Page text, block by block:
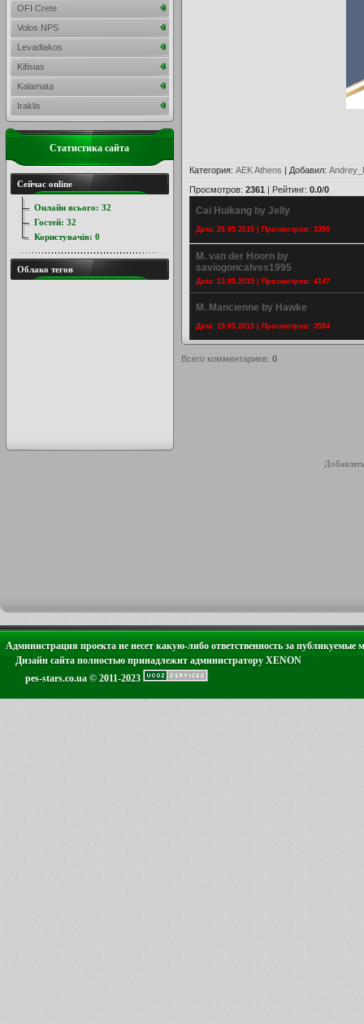
Категория: AEK Athens | Добавил:
Просмотров: 2361 | Рейтинг: 0.0/0
Cai Huikang by Jelly
Дата: 26.05.2015 | Просмотров: 3390
M. van der Hoorn by
saviogoncalves1995
Дата: 13.05.2015 | Просмотров: 4147
M. Mancienne by Hawke
Дата: 19.05.2015 | Просмотров: 3594
Всего комментариев: 0
OFI Crete
Volos NPS
Levadiakos
Kifisias
Kalamata
Iraklis
Статистика сайта
Сейчас online
Онлайн всього: 32
Гостей: 32
Користувачів: 0
Облако тегов
Администрация проекта не несет какую-либо ответственность за публикуемые
Дизайн сайта полностью принадлежит администратору XENON
pes-stars.co.ua © 2011-2023